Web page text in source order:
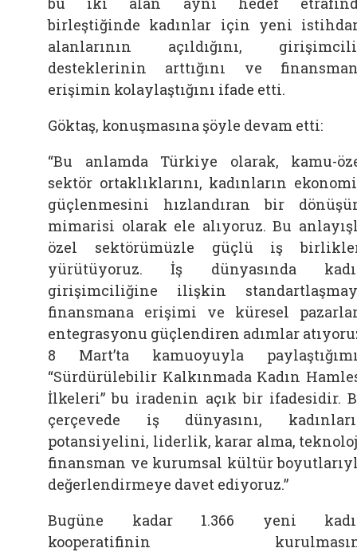
birleştiğinde kadınlar için yeni
alanlarının açıldığını,
desteklerinin arttığını ve
erişimin kolaylaştığını ifade etti.
Göktaş, konuşmasına şöyle devam etti:
“Bu anlamda Türkiye olarak, kamu-
sektör ortaklıklarını, kadınların
güçlenmesini hızlandıran bir
mimarisi olarak ele alıyoruz. Bu
özel sektörümüzle güçlü iş
yürütüyoruz. İş dünyasında
girişimciliğine ilişkin
finansmana erişimi ve küresel
entegrasyonu güçlendiren adımlar
8 Mart’ta kamuoyuyla
“Sürdürülebilir Kalkınmada Kadın
İlkeleri” bu iradenin açık bir ifadesidir.
çerçevede iş dünyasını,
potansiyelini, liderlik, karar alma,
finansman ve kurumsal kültür
değerlendirmeye davet ediyoruz.”
Bugüne kadar 1.366 yeni
kooperatifinin